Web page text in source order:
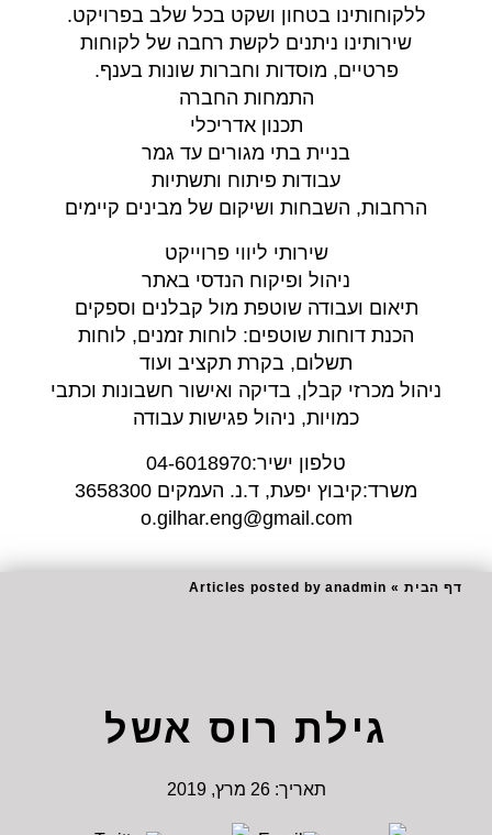
ללקוחותינו בטחון ושקט בכל שלב בפרויקט.
שירותינו ניתנים לקשת רחבה של לקוחות
פרטיים, מוסדות וחברות שונות בענף.
התמחות החברה
תכנון אדריכלי
בניית בתי מגורים עד גמר
עבודות פיתוח ותשתיות
הרחבות, השבחות ושיקום של מבינים קיימים
שירותי ליווי פרוייקט
ניהול ופיקוח הנדסי באתר
תיאום ועבודה שוטפת מול קבלנים וספקים
הכנת דוחות שוטפים: לוחות זמנים, לוחות
תשלום, בקרת תקציב ועוד
ניהול מכרזי קבלן, בדיקה ואישור חשבונות וכתבי
כמויות, ניהול פגישות עבודה
טלפון ישיר:04-6018970
משרד:קיבוץ יפעת, ד.נ. העמקים 3658300
o.gilhar.eng@gmail.com
דף הבית »
Articles posted by anadmin
גילת רוס אשל
תאריך:26 מרץ, 2019